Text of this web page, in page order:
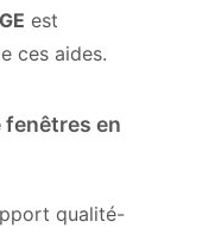
est
ces aides.
en
qualité-